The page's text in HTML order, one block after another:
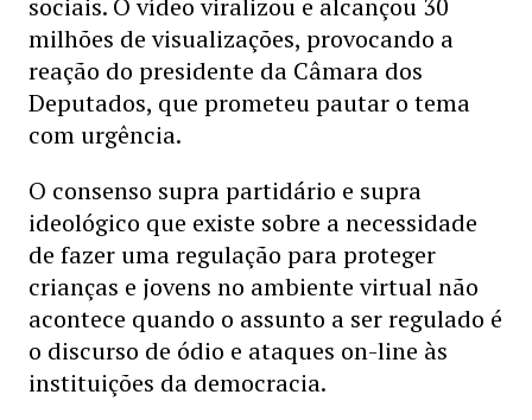
milhões de visualizações, provocando a
reação do presidente da Câmara dos
Deputados, que prometeu pautar o tema
com urgência.
O consenso supra partidário e supra
ideológico que existe sobre a necessidade
de fazer uma regulação para proteger
crianças e jovens no ambiente virtual não
acontece quando o assunto a ser regulado é
o discurso de ódio e ataques on-line às
instituições da democracia.